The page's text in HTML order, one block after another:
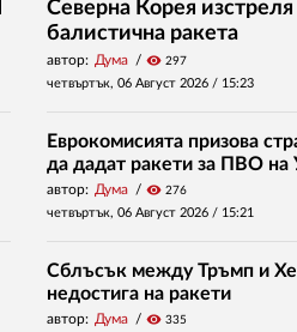
Северна Корея
балистична ракета
автор: Дума visibility 297
четвъртък, 06 Август 2026 / 15:23
Еврокомисията призова
да дадат ракети за ПВО на
автор: Дума visibility 276
четвъртък, 06 Август 2026 / 15:21
Сблъсък между Тръмп и
недостига на ракети
автор: Дума visibility 335